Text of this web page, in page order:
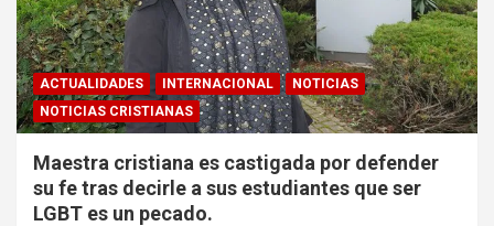
ACTUALIDADES INTERNACIONAL
NOTICIAS
NOTICIAS CRISTIANAS
Maestra cristiana es castigada por defender
su fe tras decirle a sus estudiantes que ser
LGBT es un pecado.